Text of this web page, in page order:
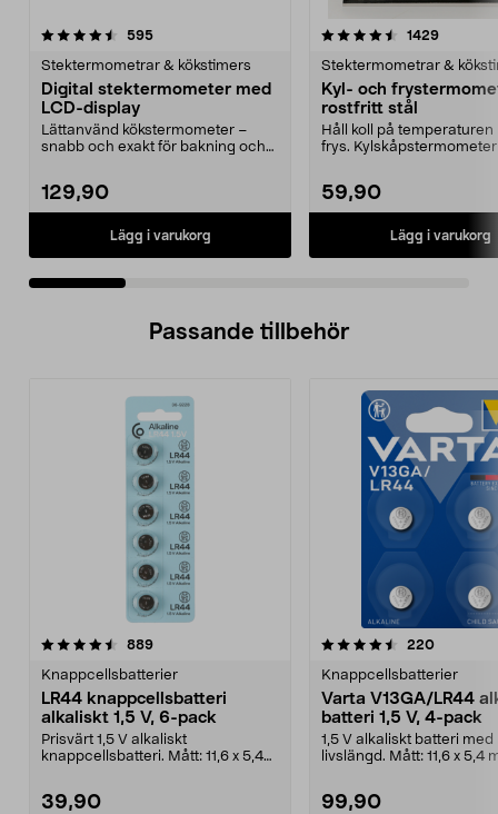
595recensioner
Stektermometrar & kökstimers
Digital stektermometer med
LCD-display
Lättanvänd kökstermometer –
snabb och exakt för bakning och
129,90
Lägg i varukorg
4.5 av 5 stjärnor 1429
Stektermometrar &
Kyl- och
rostfritt stål
Håll koll på temperaturen
frys.
59,90
Lägg i varukorg
4.5 av 5 stjärnor
Passande tillbehör
889recensioner
Knappcellsbatterier
LR44 knappcellsbatteri
alkaliskt 1,5 V, 6-pack
Prisvärt 1,5 V alkaliskt
knappcellsbatteri. Mått: 11,6 x 5,4
39,90
4.5av 5 stjärnor 220
Knappcellsbatterier
Varta V13GA/LR44
batteri 1,5 V, 4-pack
1,5 V alkaliskt batteri med
livslängd. Mått: 11,6 x 5,4
99,90
4.5av 5 stjärnor